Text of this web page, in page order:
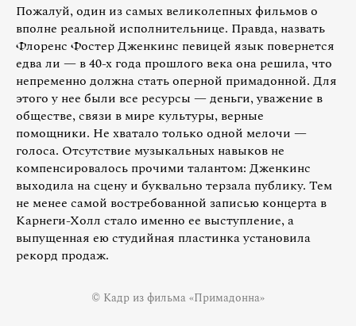
Пожалуй, один из самых великолепных фильмов о
вполне реальной исполнительнице. Правда, назвать
Флоренс Фостер Дженкинс певицей язык повернется
едва ли — в 40-х года прошлого века она решила, что
непременно должна стать оперной примадонной. Для
этого у нее были все ресурсы — деньги, уважение в
обществе, связи в мире культуры, верные
помощники. Не хватало только одной мелочи —
голоса. Отсутствие музыкальных навыков не
компенсировалось прочими талантом: Дженкинс
выходила на сцену и буквально терзала публику. Тем
не менее самой востребованной записью концерта в
Карнеги-Холл стало именно ее выступление, а
выпущенная ею студийная пластинка установила
рекорд продаж.
© Кадр из фильма «Примадонна»